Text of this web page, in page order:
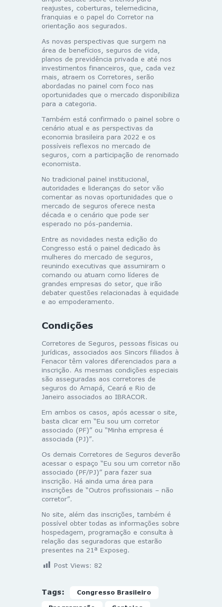
reajustes, coberturas, telemedicina,
franquias e o papel do Corretor na
orientação aos segurados.
As novas perspectivas que surgem na
área de benefícios, seguros de vida,
planos de previdência privada e até nos
investimentos financeiros, que, cada vez
mais, atraem os Corretores, serão
abordadas no painel com foco nas
oportunidades que o mercado disponibiliza
para a categoria.
Também está confirmado o painel sobre o
cenário atual e as perspectivas da
economia brasileira para 2022 e os
possíveis reflexos no mercado de
seguros, com a participação de renomado
economista.
No tradicional painel institucional,
autoridades e lideranças do setor vão
comentar as novas oportunidades que o
mercado de seguros oferece nesta
década e o cenário que pode ser
esperado no pós-pandemia.
Entre as novidades nesta edição do
Congresso está o painel dedicado às
mulheres do mercado de seguros,
reunindo executivas que assumiram o
comando ou atuam como líderes de
grandes empresas do setor, que irão
debater questões relacionadas à equidade
e ao empoderamento.
Condições
Corretores de Seguros, pessoas físicas ou
jurídicas, associados aos Sincors filiados à
Fenacor têm valores diferenciados para a
inscrição. As mesmas condições especiais
são asseguradas aos corretores de
seguros do Amapá, Ceará e Rio de
Janeiro associados ao IBRACOR.
Em ambos os casos, após acessar o site,
basta clicar em “Eu sou um corretor
associado (PF)” ou “Minha empresa é
associada (PJ)”.
Os demais Corretores de Seguros deverão
acessar o espaço “Eu sou um corretor não
associado (PF/PJ)” para fazer sua
inscrição. Há ainda uma área para
inscrições de “Outros profissionais – não
corretor”.
No site, além das inscrições, também é
possível obter todas as informações sobre
hospedagem, programação e consulta à
relação das seguradoras que estarão
presentes na 21ª Exposeg.
Post Views: 82
Tags: Congresso Brasileiro